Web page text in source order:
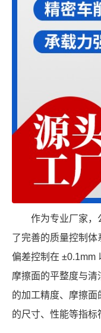
作为专业厂家，
了完善的质量控制
偏差控制在 ±0.1mm
摩擦面的平整度与
的加工精度、摩擦
的尺寸、性能等指标